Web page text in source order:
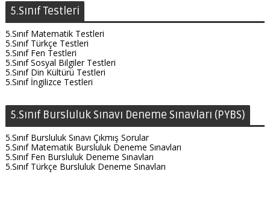
5.Sınıf Testleri
5.Sınıf Matematik Testleri
5.Sınıf Türkçe Testleri
5.Sınıf Fen Testleri
5.Sınıf Sosyal Bilgiler Testleri
5.Sınıf Din Kültürü Testleri
5.Sınıf İngilizce Testleri
5.Sınıf Bursluluk Sınavı Deneme Sınavları (PYBS)
5.Sınıf Bursluluk Sınavı Çıkmış Sorular
5.Sınıf Matematik Bursluluk Deneme Sınavları
5.Sınıf Fen Bursluluk Deneme Sınavları
5.Sınıf Türkçe Bursluluk Deneme Sınavları